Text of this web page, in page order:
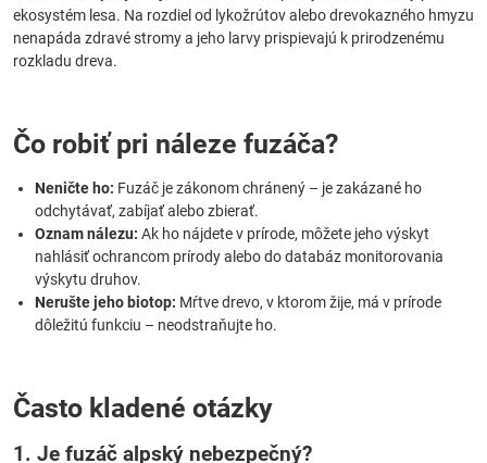
ekosystém lesa. Na rozdiel od lykožrútov alebo drevokazného hmyzu
nenapáda zdravé stromy a jeho larvy prispievajú k prirodzenému
rozkladu dreva.
Čo robiť pri náleze fuzáča?
Neničte ho: Fuzáč je zákonom chránený – je zakázané ho
odchytávať, zabíjať alebo zbierať.
Oznam nálezu: Ak ho nájdete v prírode, môžete jeho výskyt
nahlásiť ochrancom prírody alebo do databáz monitorovania
výskytu druhov.
Nerušte jeho biotop: Mŕtve drevo, v ktorom žije, má v prírode
dôležitú funkciu – neodstraňujte ho.
Často kladené otázky
1. Je fuzáč alpský nebezpečný?